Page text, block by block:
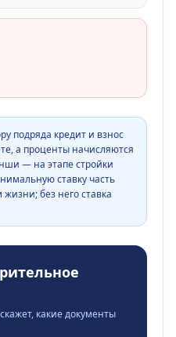
подряда кредит и взнос
а проценты начисляются
— на этапе стройки
ставку часть
без него ставка
какие документы